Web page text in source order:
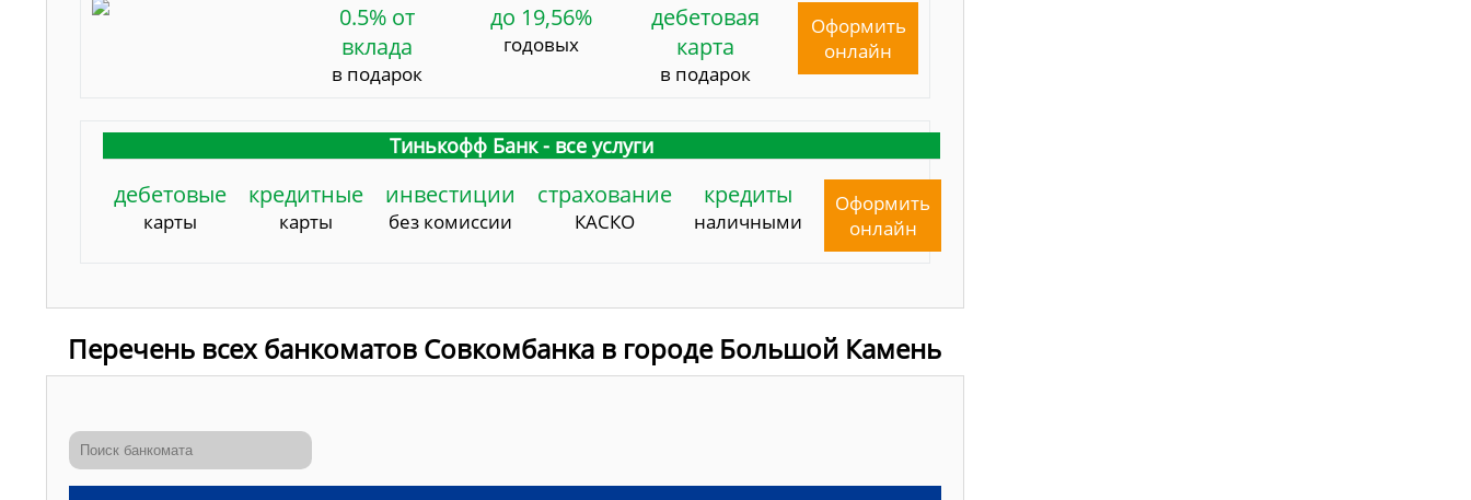
0.5% от
вклада
в подарок
до 19,56%
годовых
дебетовая
карта
в подарок
Оформить
онлайн
Тинькофф Банк - все услуги
дебетовые
карты
кредитные
карты
инвестиции
без комиссии
страхование
КАСКО
кредиты
наличными
Оформить
онлайн
Перечень всех банкоматов Совкомбанка в городе Большой Камень